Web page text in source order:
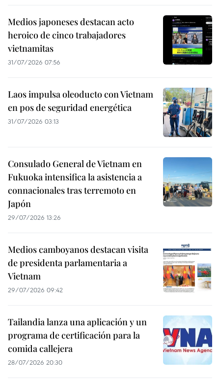
Medios japoneses destacan acto
heroico de cinco trabajadores
vietnamitas
31/07/2026 07:56
Laos impulsa oleoducto con Vietnam
en pos de seguridad energética
31/07/2026 03:13
Consulado General de Vietnam en
Fukuoka intensifica la asistencia a
connacionales tras terremoto en
Japón
29/07/2026 13:26
Medios camboyanos destacan visita
de presidenta parlamentaria a
Vietnam
29/07/2026 09:42
Tailandia lanza una aplicación y un
programa de certificación para la
comida callejera
28/07/2026 20:30